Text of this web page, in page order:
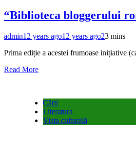
“Biblioteca bloggerului
admin12 years ago12 years ago23 mins
Prima ediție a acestei
Read More
Cărti
Literatura
Viata culturală